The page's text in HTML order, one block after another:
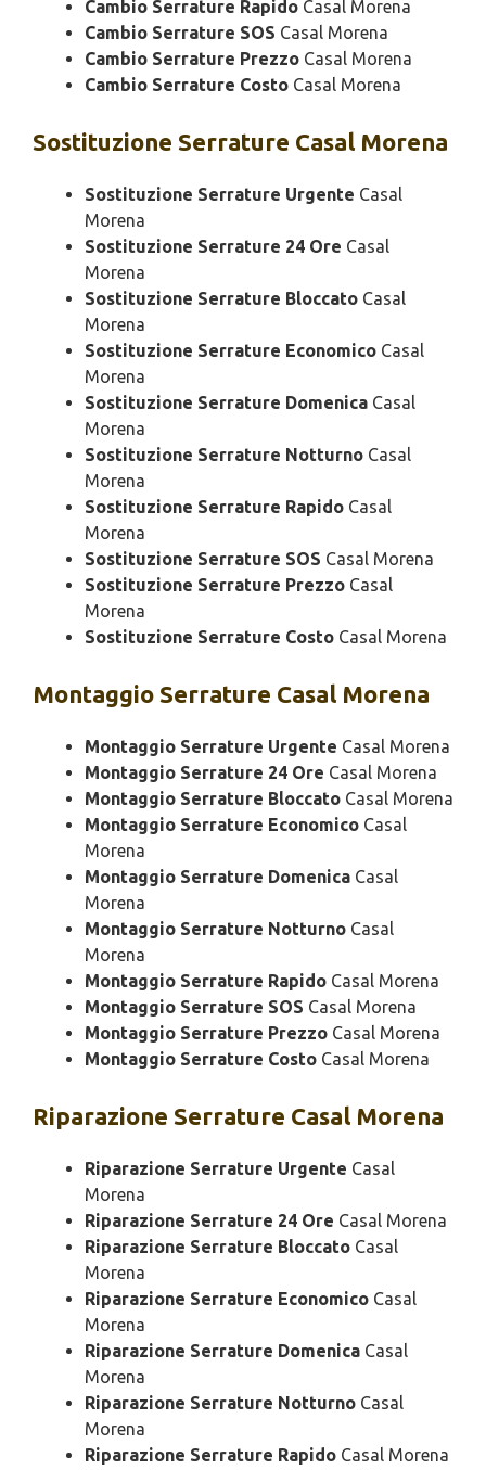
Cambio Serrature Rapido Casal Morena
Cambio Serrature SOS Casal Morena
Cambio Serrature Prezzo Casal Morena
Cambio Serrature Costo Casal Morena
Sostituzione Serrature Casal Morena
Sostituzione Serrature Urgente Casal
Morena
Sostituzione Serrature 24 Ore Casal
Morena
Sostituzione Serrature Bloccato Casal
Morena
Sostituzione Serrature Economico Casal
Morena
Sostituzione Serrature Domenica Casal
Morena
Sostituzione Serrature Notturno Casal
Morena
Sostituzione Serrature Rapido Casal
Morena
Sostituzione Serrature SOS Casal Morena
Sostituzione Serrature Prezzo Casal
Morena
Sostituzione Serrature Costo Casal Morena
Montaggio Serrature Casal Morena
Montaggio Serrature Urgente Casal Morena
Montaggio Serrature 24 Ore Casal Morena
Montaggio Serrature Bloccato Casal Morena
Montaggio Serrature Economico Casal
Morena
Montaggio Serrature Domenica Casal
Morena
Montaggio Serrature Notturno Casal
Morena
Montaggio Serrature Rapido Casal Morena
Montaggio Serrature SOS Casal Morena
Montaggio Serrature Prezzo Casal Morena
Montaggio Serrature Costo Casal Morena
Riparazione Serrature Casal Morena
Riparazione Serrature Urgente Casal
Morena
Riparazione Serrature 24 Ore Casal Morena
Riparazione Serrature Bloccato Casal
Morena
Riparazione Serrature Economico Casal
Morena
Riparazione Serrature Domenica Casal
Morena
Riparazione Serrature Notturno Casal
Morena
Riparazione Serrature Rapido Casal Morena